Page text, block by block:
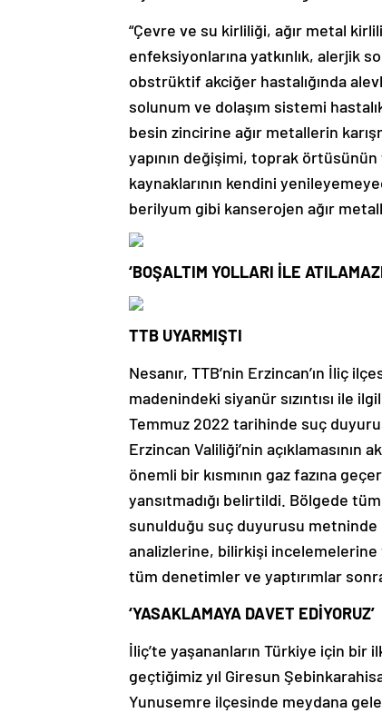
“Çevre ve su kirliliği, ağır metal
enfeksiyonlarına yatkınlık, alerjik
obstrüktif akciğer hastalığında
solunum ve dolaşım sistemi
besin zincirine ağır metallerin
yapının değişimi, toprak
kaynaklarının kendini
berilyum gibi kanserojen ağır
‘BOŞALTIM YOLLARI İLE
TTB UYARMIŞTI
Nesanır, TTB’nin Erzincan’ın İliç
madenindeki siyanür sızıntısı ile
Temmuz 2022 tarihinde suç
Erzincan Valiliği’nin
önemli bir kısmının gaz fazına
yansıtmadığı belirtildi. Bölgede
sunulduğu suç duyurusu metninde
analizlerine, bilirkişi incelemelerine
tüm denetimler ve yaptırımlar
‘YASAKLAMAYA DAVET EDİYORUZ’
İliç’te yaşananların Türkiye için bir
geçtiğimiz yıl Giresun
Yunusemre ilçesinde meydana